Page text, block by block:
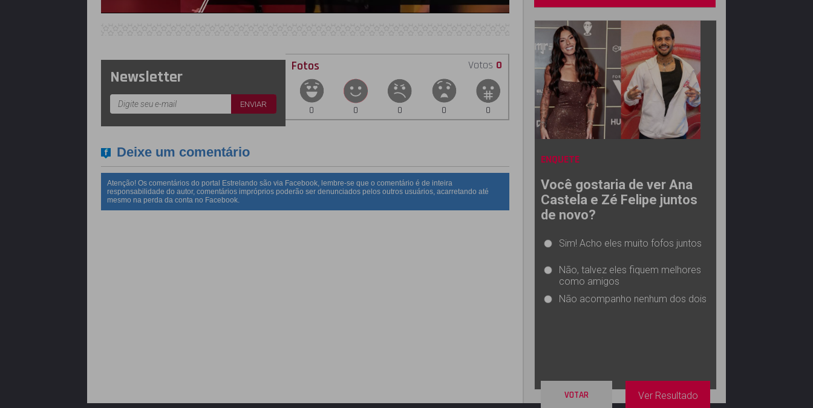
Newsletter
Fotos Votos 0
0 0 0 0 0
Deixe um comentário
Atenção! Os comentários do portal Estrelando são via Facebook, lembre-se que o comentário é de inteira
responsabilidade do autor, comentários impróprios poderão ser denunciados pelos outros usuários, acarretando até
mesmo na perda da conta no Facebook.
ENQUETE
Você gostaria de ver Ana
Castela e Zé Felipe juntos
de novo?
Sim! Acho eles muito fofos juntos
Não, talvez eles fiquem melhores
como amigos
Não acompanho nenhum dos dois
VOTAR Ver Resultado